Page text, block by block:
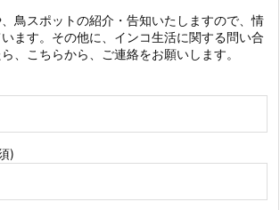
鳥スポットの紹介・告知いたしますので、情
ます。その他に、インコ生活に関する問い合
、こちらから、ご連絡をお願いします。
)